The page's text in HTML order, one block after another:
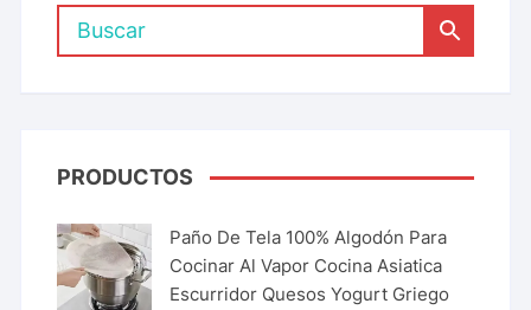
PRODUCTOS
Paño De Tela 100% Algodón Para
Cocinar Al Vapor Cocina Asiatica
Escurridor Quesos Yogurt Griego